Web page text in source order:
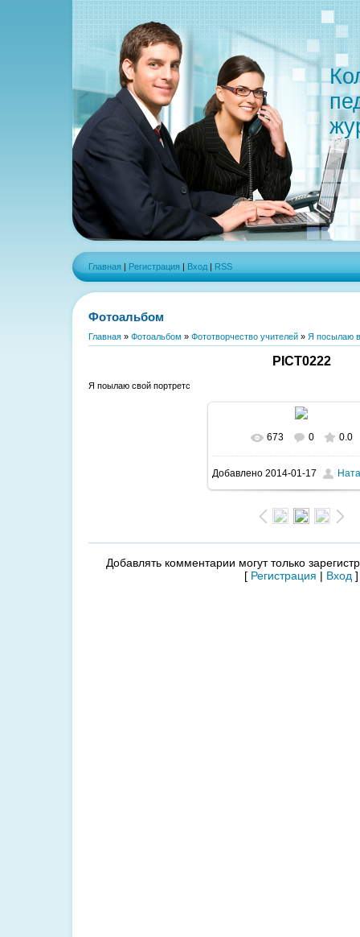
Главная | Регистрация | Вход | RSS
Фотоальбом
Главная » Фотоальбом » Фототворчество учителей » Я посылаю
PICT0222
Я поылаю свой портретс
В реальном размере
/ 392.1Kb
673 0 0.0
Добавлено2014-01-17
Добавлять комментарии могут только
[ Регистрация | Вход ]